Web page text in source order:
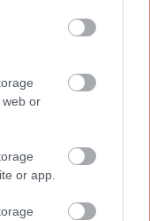
web or
or app.